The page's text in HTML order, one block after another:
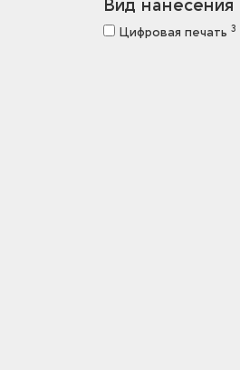
Вид нанесения
Цифровая печать 3